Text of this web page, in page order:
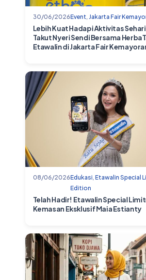
30/06/2026Event Jakarta Fair
Lebih Kuat Hadapi Aktivitas
Takut Nyeri Sendi Bersama
Etawalin di Jakarta Fair
08/06/2026Edukasi Etawalin Special
Edition
Telah Hadir! Etawalin Special
Kemasan Eksklusif Maia Estianty